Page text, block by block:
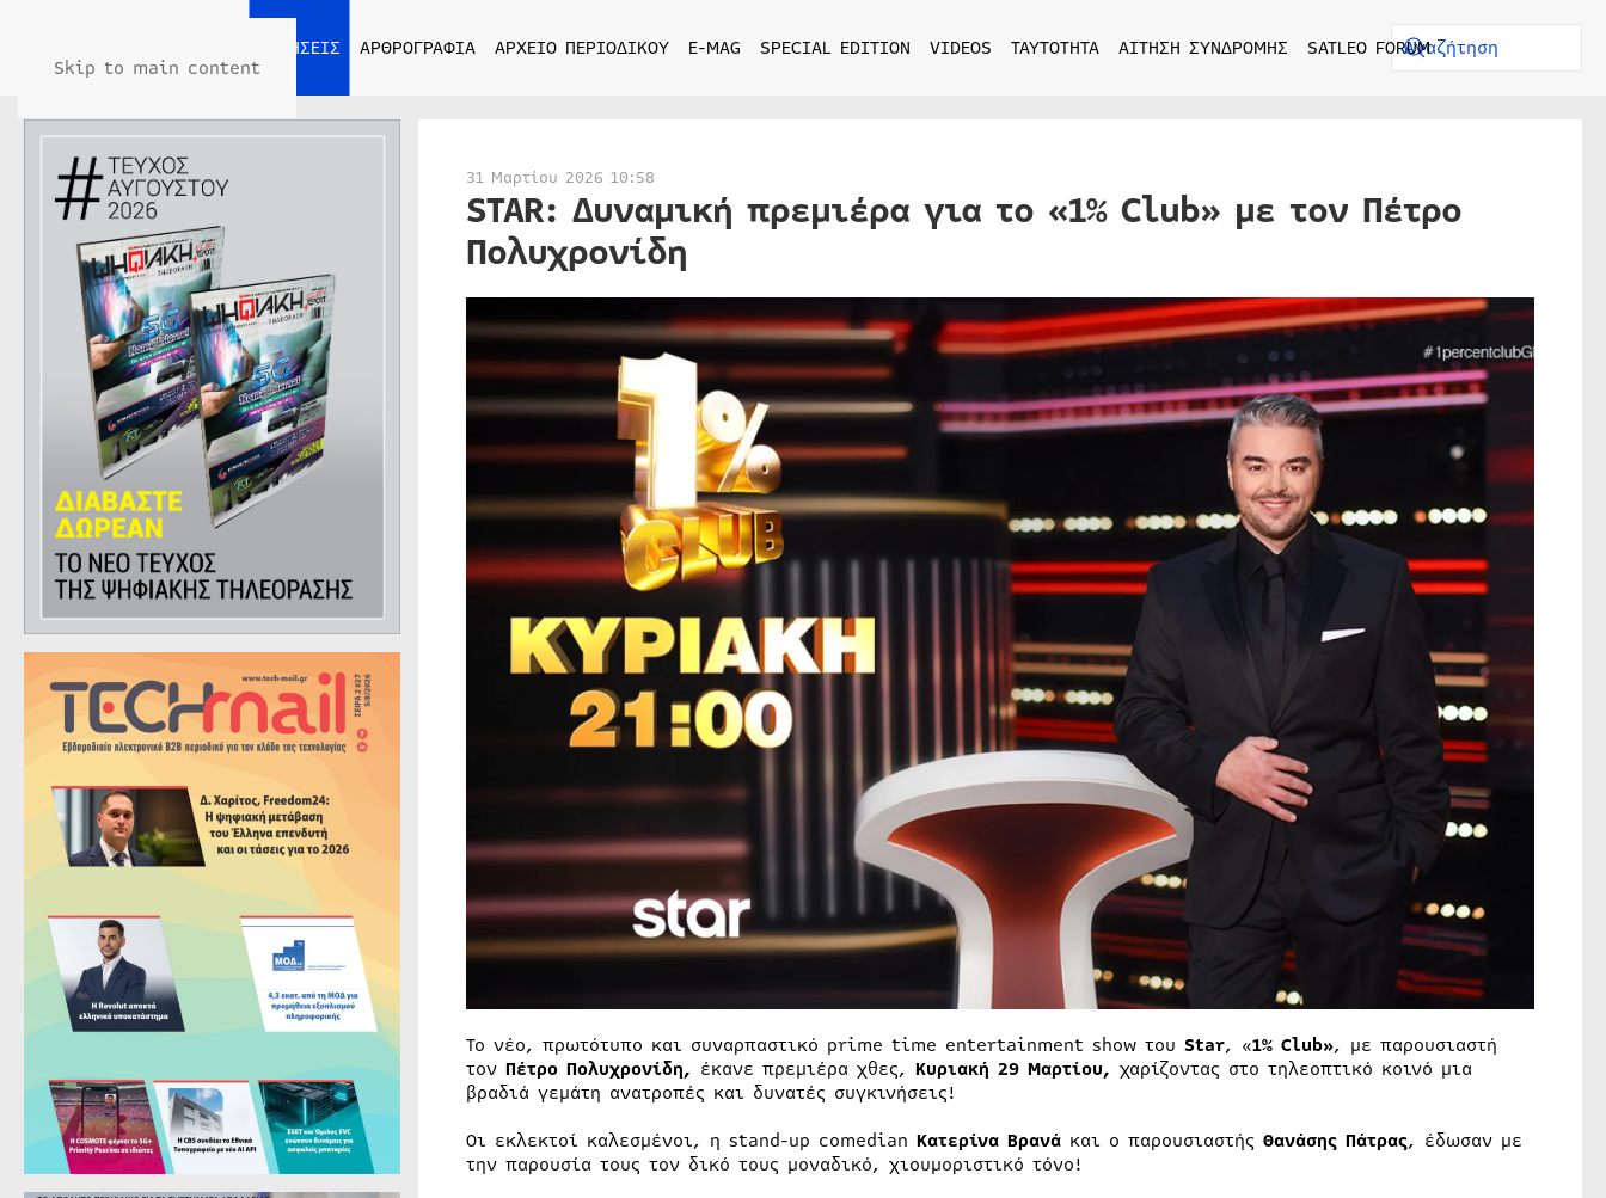
Skip to main content
ΕΙΔΗΣΕΙΣ ΑΡΘΡΟΓΡΑΦΙΑ ΑΡΧΕΙΟ ΠΕΡΙΟΔΙΚΟΥ E-MAG SPECIAL EDITION VIDEOS ΤΑΥΤΟΤΗΤΑ ΑΙΤΗΣΗ ΣΥΝΔΡΟΜΗΣ SATLEO FORUM
31 Μαρτίου 2026 10:58
STAR: Δυναμική πρεμιέρα για το «1% Club» με τον Πέτρο
Πολυχρονίδη
Το νέο, πρωτότυπο και συναρπαστικό prime time entertainment show του Star, «1% Club», με παρουσιαστή
τον Πέτρο Πολυχρονίδη, έκανε πρεμιέρα χθες, Κυριακή 29 Μαρτίου, χαρίζοντας στο τηλεοπτικό κοινό μια
βραδιά γεμάτη ανατροπές και δυνατές συγκινήσεις!
Οι εκλεκτοί καλεσμένοι, η stand-up comedian Κατερίνα Βρανάκαι ο παρουσιαστής Θανάσης Πάτρας, έδωσαν με
την παρουσία τους τον δικό τους μοναδικό, χιουμοριστικό τόνο!